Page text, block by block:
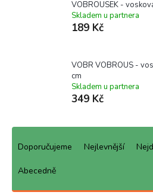
VOBROUSEK -
Skladem u partnera
189 Kč
VOBR VOBROUS -
cm
Skladem u partnera
349 Kč
Ř
Doporučujeme Nejlevnější
Abecedně